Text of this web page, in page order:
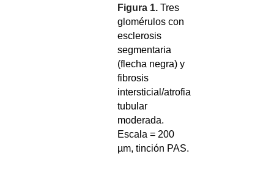
Figura 1. Tres
glomérulos con
esclerosis
segmentaria
(flecha negra) y
fibrosis
intersticial/atrofia
tubular
moderada.
Escala = 200
µm, tinción PAS.